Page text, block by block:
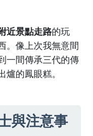
近景點走路的玩
。像上次我無意間
一間傳承三代的傳
爐的鳳眼糕。
與注意事